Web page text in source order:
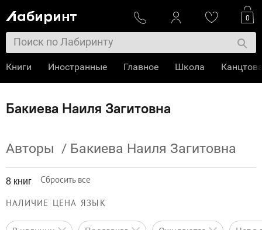
Бакиева Наиля Загитовна
Авторы / Бакиева Наиля Загитовна
8 книг Сбросить все
НАЛИЧИЕ ЦЕНА ЯЗЫК
0
Книги Иностранные Главное Школа